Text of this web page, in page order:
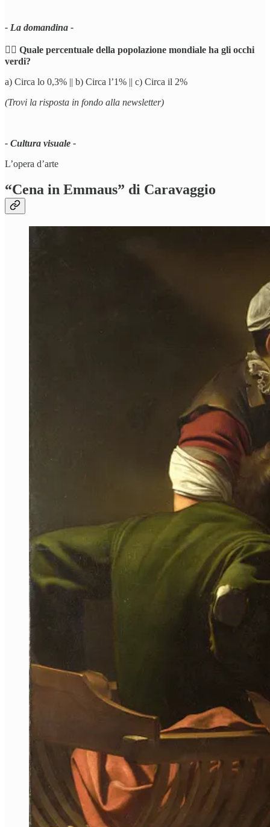
- La domandina -
🕵️‍♂️ Quale percentuale della popolazione mondiale ha gli occhi
verdi?
a) Circa lo 0,3% || b) Circa l’1% || c) Circa il 2%
(Trovi la risposta in fondo alla newsletter)
- Cultura visuale -
L’opera d’arte
“Cena in Emmaus” di Caravaggio